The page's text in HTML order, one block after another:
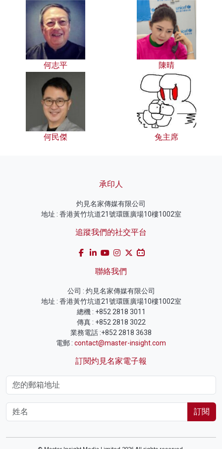
何志平 陳晴
何民傑 兔主席
承印人
灼見名家傳媒有限公司
地址 : 香港黃竹坑道21號環匯廣場10樓1002室
追蹤我們的社交平台
聯絡我們
公司 : 灼見名家傳媒有限公司
地址 : 香港黃竹坑道21號環匯廣場10樓1002室
總機 : +852 2818 3011
傳真 : +852 2818 3022
業務電話 :+852 2818 3638
電郵 : contact@master-insight.com
訂閱灼見名家電子報
訂閱